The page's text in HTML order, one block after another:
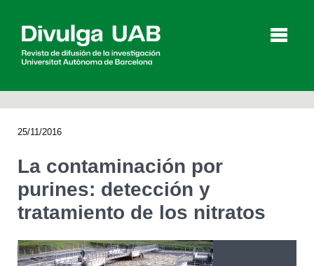
Agenda
25/11/2016
La contaminación por
purines: detección y
tratamiento de los nitratos